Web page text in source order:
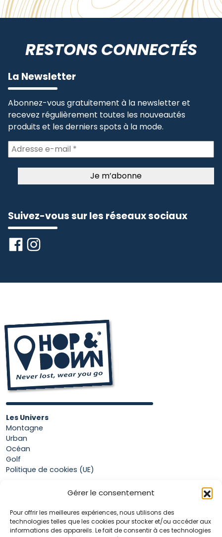
Gérer le consentement
Pour offrir les meilleures expériences, nous utilisons des
technologies telles que les cookies pour stocker et/ou accéder aux
informations des appareils. Le fait de consentir à ces technologies
RESTONS CONNECTÉS
La Newsletter
Abonnez-vous gratuitement à la newsletter et
recevez régulièrement toutes les nouveautés
produits et les derniers spots à la mode.
Suivez-vous sur les réseaux sociaux
Les Univers
Montagne
Urban
Océan
Golf
Politique de cookies (UE)
Mon compte
Panier